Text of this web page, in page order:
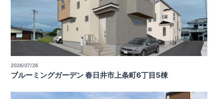
2026/07/26
ブルーミングガーデン 春日井市上条町6丁目5棟